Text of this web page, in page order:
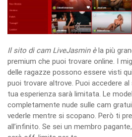
Il sito di cam LiveJasmin èla più
premium che puoi trovare online. I
delle ragazze possono essere visti
puoi trovare altrove. Puoi accedere
tua esperienza sarà limitata. Le
completamente nude sulle cam
vederle mentre si scopano. Però ti
all’infinito. Se sei un membro